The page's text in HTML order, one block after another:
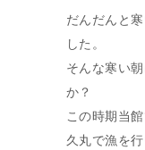
だんだんと
した。
そんな寒い
か？
この時期当
久丸で漁を